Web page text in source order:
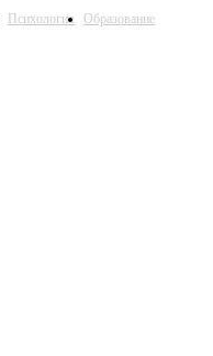
Психология
Образование